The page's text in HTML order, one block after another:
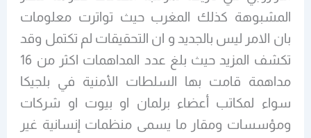
المشبوهة كذلك المغرب حيث تواترت معلومات
بان الامر ليس بالجديد و ان التحقيقات لم تكتمل وقد
تكشف المزيد حيث بلغ عدد المداهمات اكثر من 16
مداهمة قامت بها السلطات الأمنية في بلجيكا
سواء لمكاتب أعضاء برلمان او بيوت او شركات
ومؤسسات ومقار ما يسمى منظمات إنسانية غير